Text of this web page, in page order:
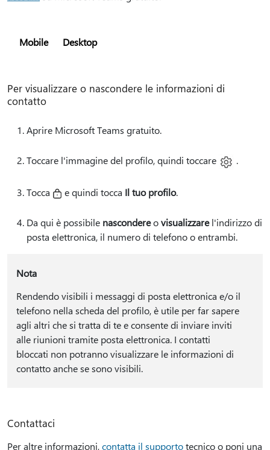
Mobile Desktop
Per visualizzare o nascondere le informazioni di
contatto
Aprire Microsoft Teams gratuito.
Toccare l'immagine del profilo,quindi toccare .
Tocca e quindi tocca Il tuo profilo.
Da qui è possibile nascondereovisualizzarel'indirizzo di
posta elettronica, il numero di telefono o entrambi.
Nota
Rendendo visibili i messaggi di posta elettronica e/o il
telefono nella scheda del profilo, è utile per far sapere
agli altri che si tratta di te e consente di inviare inviti
alle riunioni tramite posta elettronica. I contatti
bloccati non potranno visualizzare le informazioni di
contatto anche se sono visibili.
Contattaci
Per altre informazioni,contatta il supportotecnico o poni una